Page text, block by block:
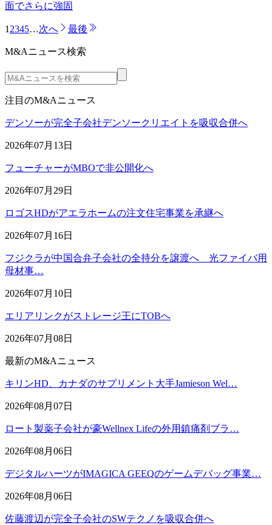
面でさらに強固
1 2345…次へ 最後
M&Aニュース検索
注目のM&Aニュース
デンソーが完全子会社デンソークリエイトを吸収合併へ
2026年07月13日
フューチャーがMBOで非公開化へ
2026年07月29日
ロゴスHDがアエラホームの注文住宅事業を承継へ
2026年07月16日
フジクラが中国合弁子会社の全持分を譲渡へ 光ファイバ用
母材事…
2026年07月10日
エリアリンクがストレージ王にTOBへ
2026年07月08日
最新のM&Aニュース
キリンHD、カナダのサプリメント大手Jamieson Wel…
2026年08月07日
ロート製薬子会社が豪Wellnex Lifeの外用鎮痛剤ブラ…
2026年08月06日
デジタルハーツがIMAGICA GEEQのゲームデバッグ事業…
2026年08月06日
佐藤渡辺が完全子会社のSWテクノを吸収合併へ